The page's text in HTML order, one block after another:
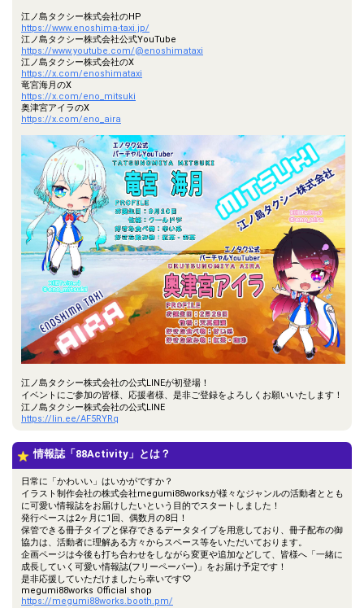
江ノ島タクシー株式会社のHP
https://www.enoshima-taxi.jp/
江ノ島タクシー株式会社公式YouTube
https://www.youtube.com/@enoshimataxi
江ノ島タクシー株式会社のX
https://x.com/enoshimataxi
竜宮海月のX
https://x.com/eno_mitsuki
奥津宮アイラのX
https://x.com/eno_aira
江ノ島タクシー株式会社の公式LINEが初登場！
イベントにご参加の皆様、応援者様、是非ご登録をよろしくお願いいたします！
江ノ島タクシー株式会社の公式LINE
https://lin.ee/AF5RYRq
情報誌「88Activity」とは？
日常に「かわいい」はいかがですか？
イラスト制作会社の株式会社megumi88worksが様々なジャンルの活動者ととも
に可愛い情報誌をお届けしたいという目的でスタートしました！
発行ペースは2ヶ月に1回、偶数月の8日！
保管できる冊子タイプと保存できるデータタイプを用意しており、冊子配布の御
協力は、活動者に理解ある方々からスペース等をいただいております。
企画ページは今後も打ち合わせをしながら変更や追加などして、皆様へ「一緒に
成長していく可愛い情報誌(フリーペーパー)」をお届け予定です！
是非応援していただけましたら幸いです♡
megumi88works Official shop
https://megumi88works.booth.pm/